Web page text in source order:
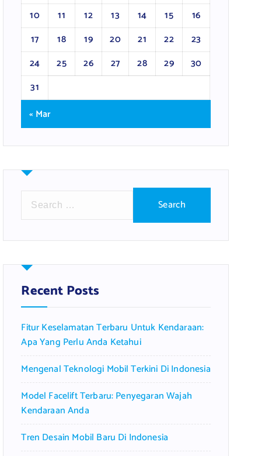
10
11 12 13 14 15
16
17
18 19 20 21 22
23
24
25 26 27 28 29
30
31
« Mar
r
h
f
o
:
Recent Posts
Fitur Keselamatan Terbaru Untuk Kendaraan:
Apa Yang Perlu Anda Ketahui
Mengenal Teknologi Mobil Terkini Di Indonesia
Model Facelift Terbaru: Penyegaran Wajah
Kendaraan Anda
Tren Desain Mobil Baru Di Indonesia